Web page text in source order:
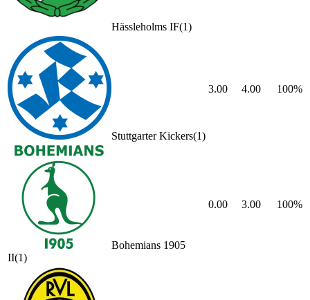
Hässleholms IF(1)
Stuttgarter Kickers(1)
3.00 4.00 100%
Bohemians 1905
II(1)
0.00 3.00 100%